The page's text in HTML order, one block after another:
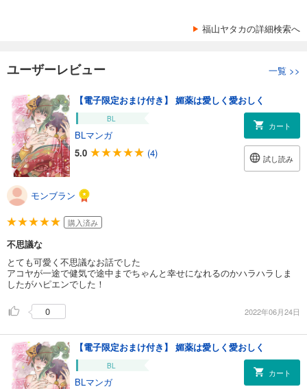
福山ヤタカの詳細検索へ
ユーザーレビュー 一覧 >>
【電子限定おまけ付き】 媚薬は愛しく愛おしく
BL
BLマンガ
5.0
(4)
カート
試し読み
モンブラン
購入済み
不思議な
とても可愛く不思議なお話でした
アコヤが一途で健気で途中までちゃんと幸せになれるのかハラハラしま
したがハピエンでした！
0 2022年06月24日
【電子限定おまけ付き】 媚薬は愛しく愛おしく
BL
BLマンガ
カート